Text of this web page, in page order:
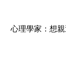
心理學家：想